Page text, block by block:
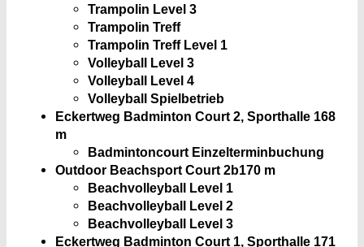
Trampolin Level 3
Trampolin Treff
Trampolin Treff Level 1
Volleyball Level 3
Volleyball Level 4
Volleyball Spielbetrieb
Eckertweg Badminton Court 2, Sporthalle 168
m
Badmintoncourt Einzelterminbuchung
Outdoor Beachsport Court 2b170 m
Beachvolleyball Level 1
Beachvolleyball Level 2
Beachvolleyball Level 3
Eckertweg Badminton Court 1, Sporthalle 171